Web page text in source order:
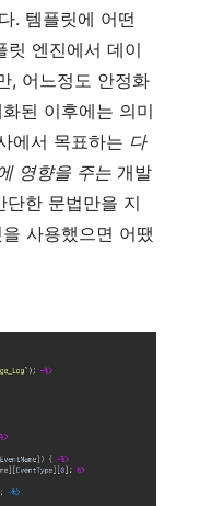
. 템플릿에 어떤
릿 엔진에서 데이
, 어느정도 안정화
된 이후에는 의미
에서 목표하는 다
영향을 주는 개발
단한 문법만을 지
사용했으면 어땠